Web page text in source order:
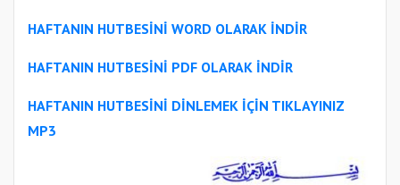
HAFTANIN HUTBESİNİ WORD OLARAK İNDİR
HAFTANIN HUTBESİNİ PDF OLARAK İNDİR
HAFTANIN HUTBESİNİ DİNLEMEK İÇİN TIKLAYINIZ
MP3